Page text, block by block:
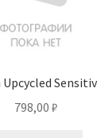
798,00 ₽